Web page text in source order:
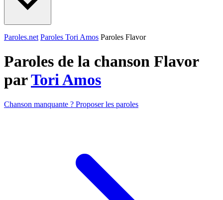
Paroles.net Paroles Tori Amos Paroles Flavor
Paroles de la chanson Flavor
parTori Amos
Chanson manquante ? Proposer les paroles